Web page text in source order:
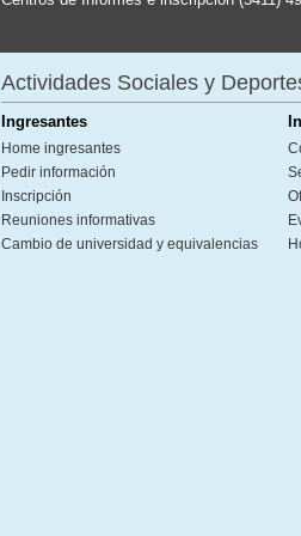
Actividades Sociales y
Ingresantes
Home ingresantes
Pedir información
Inscripción
Reuniones informativas
Cambio de universidad y equivalencias